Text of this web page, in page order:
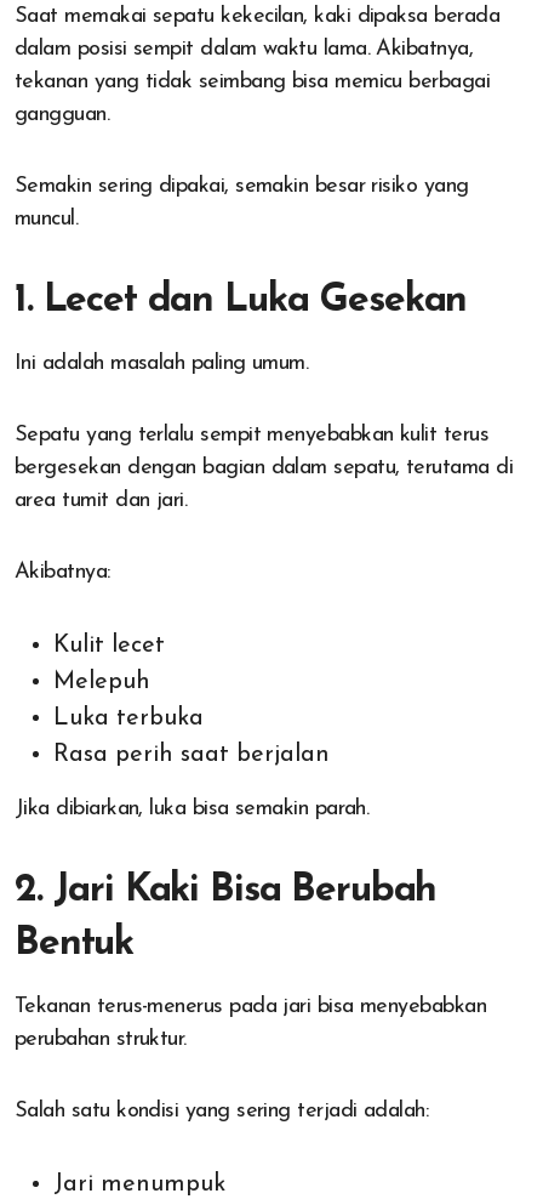
Saat memakai sepatu kekecilan, kaki dipaksa berada
dalam posisi sempit dalam waktu lama. Akibatnya,
tekanan yang tidak seimbang bisa memicu berbagai
gangguan.
Semakin sering dipakai, semakin besar risiko yang
muncul.
1. Lecet dan Luka Gesekan
Ini adalah masalah paling umum.
Sepatu yang terlalu sempit menyebabkan kulit terus
bergesekan dengan bagian dalam sepatu, terutama di
area tumit dan jari.
Akibatnya:
Kulit lecet
Melepuh
Luka terbuka
Rasa perih saat berjalan
Jika dibiarkan, luka bisa semakin parah.
2. Jari Kaki Bisa Berubah
Bentuk
Tekanan terus-menerus pada jari bisa menyebabkan
perubahan struktur.
Salah satu kondisi yang sering terjadi adalah:
Jari menumpuk